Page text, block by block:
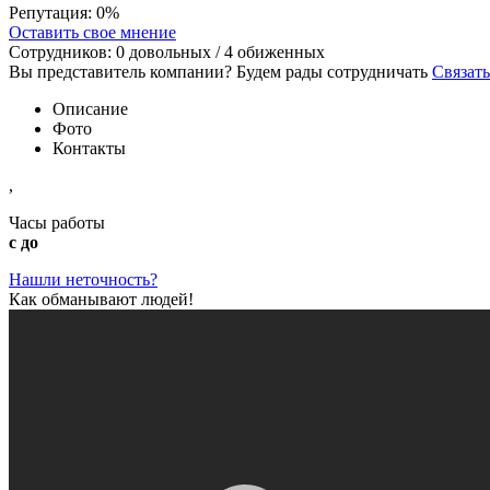
Репутация: 0%
Оставить свое мнение
Сотрудников: 0 довольных /4 обиженных
Вы представитель компании? Будем рады сотрудничать
Описание
Фото
Контакты
,
Часы работы
с до
Нашли неточность?
Как обманывают людей!